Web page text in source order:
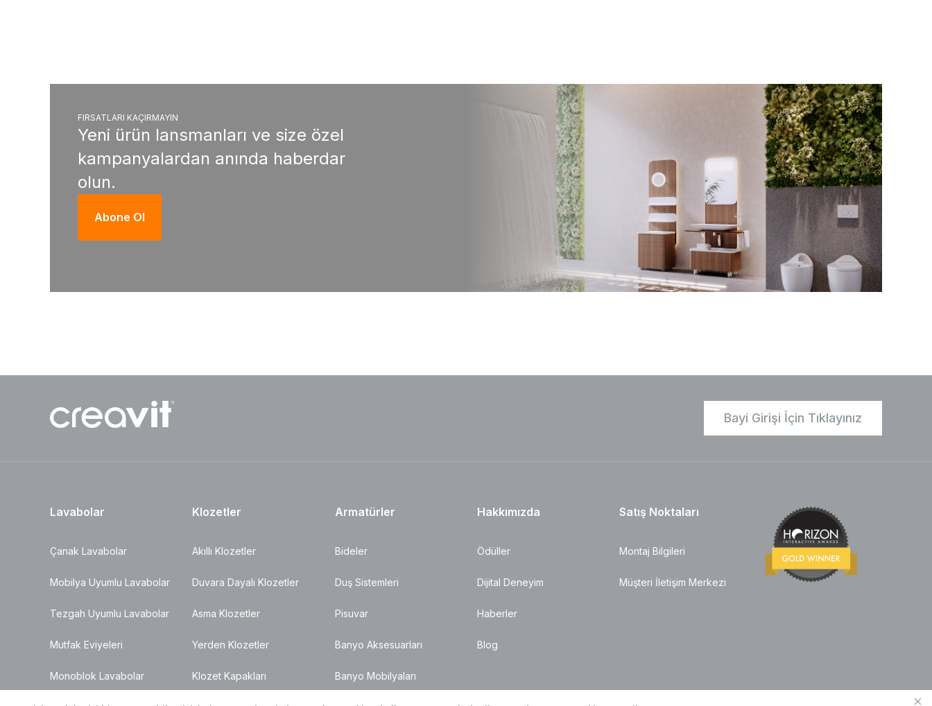
FIRSATLARI KAÇIRMAYIN
Yeni ürün lansmanları ve size özel
kampanyalardan anında haberdar
olun.
Abone Ol
Bayi Girişi İçin Tıklayınız
Lavabolar
Çanak Lavabolar
Mobilya Uyumlu Lavabolar
Tezgah Uyumlu Lavabolar
Mutfak Eviyeleri
Monoblok Lavabolar
Klozetler
Akıllı Klozetler
Duvara Dayalı Klozetler
Asma Klozetler
Yerden Klozetler
Klozet Kapakları
Armatürler
Bideler
Duş Sistemleri
Pisuvar
Banyo Aksesuarları
Banyo Mobilyaları
Hakkımızda
Ödüller
Dijital Deneyim
Haberler
Blog
Satış Noktaları
Montaj Bilgileri
Müşteri İletişim Merkezi